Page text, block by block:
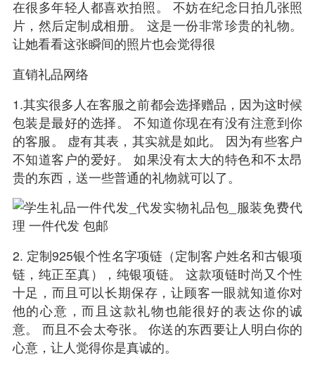
在很多年轻人都喜欢拍照。 不妨在纪念日拍几张照
片，然后定制成相册。 这是一份非常珍贵的礼物。
让她看看这张瞬间的照片也会觉得很
直销礼品网络
1.其实很多人在客服之前都会选择赠品，因为这时候
包装是最好的选择。 不知道你现在有没有注意到你
的客服。 虚有其表，其实就是如此。 因为有些客户
不知道客户的爱好。 如果没有太大的特色和不太昂
贵的东西，送一些普通的礼物就可以了。
2. 定制925银个性名字项链（定制客户姓名和古银项
链，纯正至真），纯银项链。 这款项链时尚又个性
十足，而且可以长期保存，让顾客一眼就知道你对
他的心意，而且这款礼物也能很好的表达你的诚
意。 而且不会太夸张。 你送的东西要让人明白你的
心意，让人觉得你是真诚的。